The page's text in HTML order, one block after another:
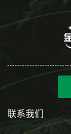
联系我们